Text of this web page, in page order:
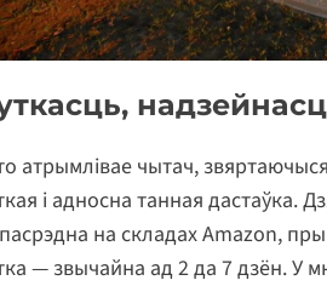
атрымлівае чытач,
і адносна танная дастаўка.
на складах Amazon,
— звычайна ад 2 да 7 дзён. У